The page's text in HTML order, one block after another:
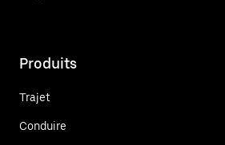
Produits
Trajet
Conduire